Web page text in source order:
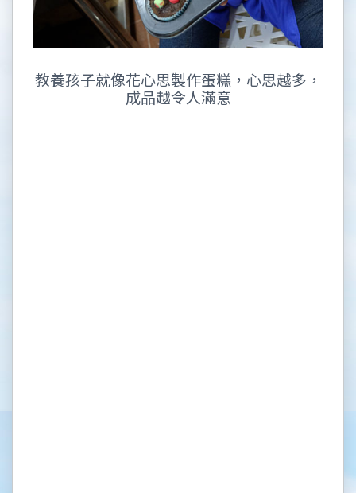
教養孩子就像花心思製作蛋糕，心思越多，
成品越令人滿意